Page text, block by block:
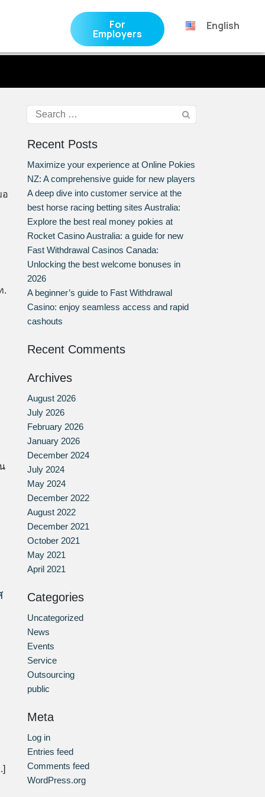
For
Employers
English
อ
.
Recent Posts
Maximize your experience at Online Pokies
NZ: A comprehensive guide for new players
A deep dive into customer service at the
best horse racing betting sites Australia:
Explore the best real money pokies at
Rocket Casino Australia: a guide for new
Fast Withdrawal Casinos Canada:
Unlocking the best welcome bonuses in
2026
A beginner’s guide to Fast Withdrawal
Casino: enjoy seamless access and rapid
cashouts
Recent Comments
Archives
August 2026
July 2026
February 2026
January 2026
December 2024
July 2024
May 2024
December 2022
August 2022
December 2021
October 2021
May 2021
April 2021
Categories
Uncategorized
News
Events
Service
Outsourcing
public
Meta
Log in
Entries feed
Comments feed
WordPress.org